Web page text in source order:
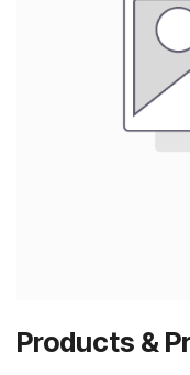
Products &